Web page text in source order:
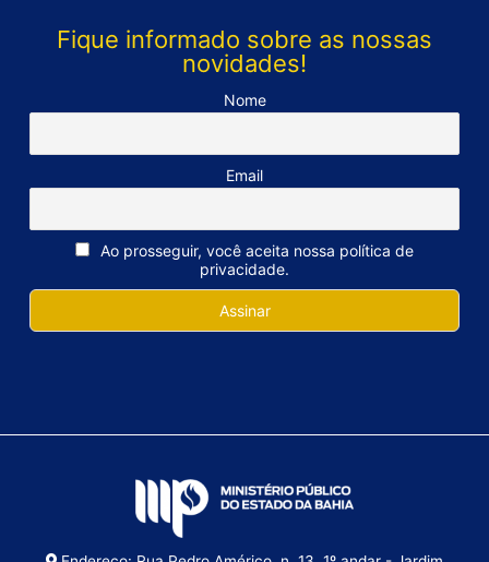
Fique informado sobre as nossas
novidades!
Nome
Email
Ao prosseguir, você aceita nossa política de
privacidade.